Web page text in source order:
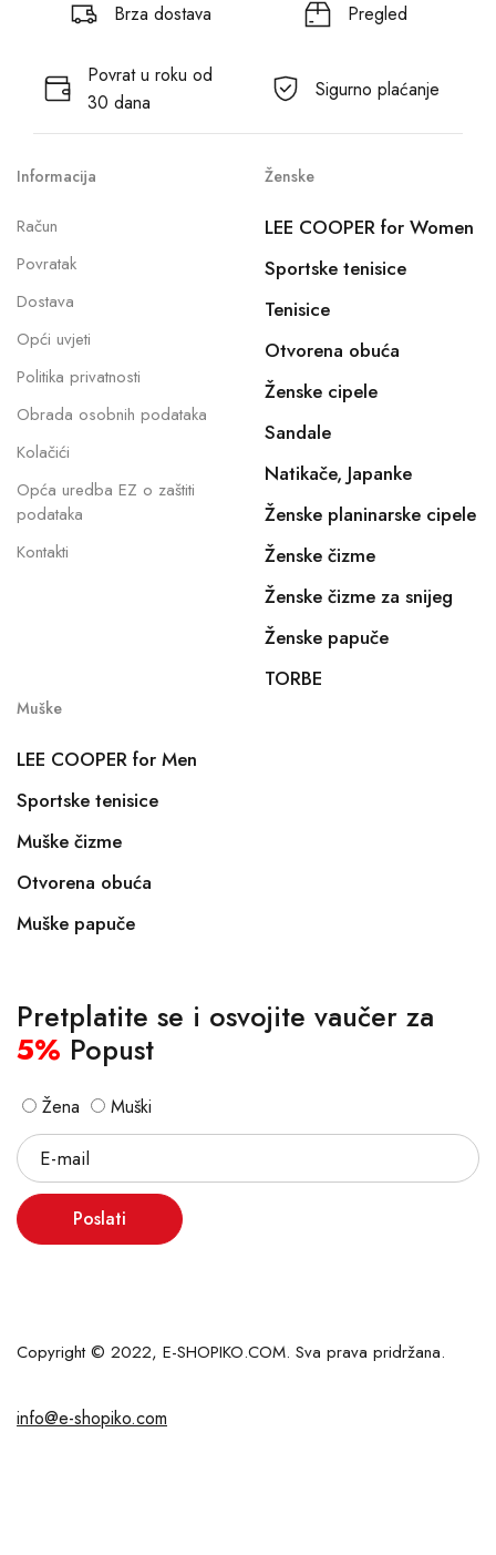
Brza dostava Pregled
Povrat u roku od
30 dana
Sigurno plaćanje
Informacija
Račun
Povratak
Dostava
Opći uvjeti
Politika privatnosti
Obrada osobnih podataka
Kolačići
Opća uredba EZ o zaštiti
podataka
Kontakti
Ženske
LEE COOPER for Women
Sportske tenisice
Tenisice
Otvorena obuća
Ženske cipele
Sandale
Natikače, Japanke
Ženske planinarske cipele
Ženske čizme
Ženske čizme za snijeg
Ženske papuče
TORBE
Muške
LEE COOPER for Men
Sportske tenisice
Muške čizme
Otvorena obuća
Muške papuče
Pretplatite se i osvojite vaučer za
5% Popust
Žena Muški
Poslati
Copyright © 2022, E-SHOPIKO.COM. Sva prava pridržana.
info@e-shopiko.com